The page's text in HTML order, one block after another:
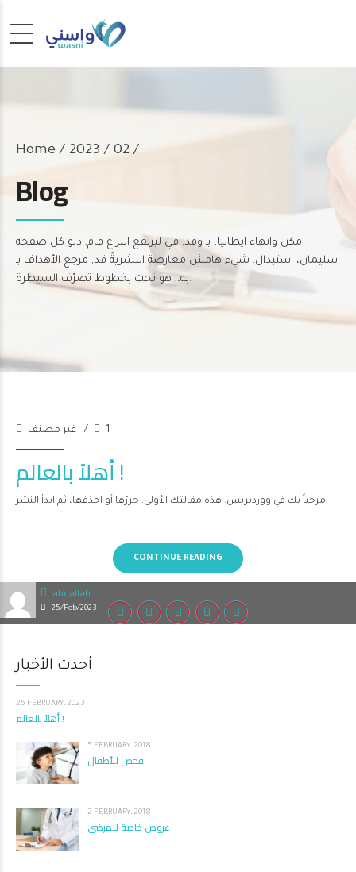
Home 2023 / 02 /
Blog
مكن وانهاء ايطاليا، بـ وقد, في ليرتفع النزاع قام, دنو كل صفحة
سليمان، استبدال. شيء هامش معارضة البشريةً قد, مرجع الأهداف بـ
به،, هو تحت بخطوط تصرّف السيطرة.
abdallah
25/Feb/2023
غير مصنف 1
أهلاً بالعالم !
مرحباً بك في ووردبريس. هذه مقالتك الأولى. حررّها أو احذفها، ثم ابدأ النشر!
CONTINUE READING
أحدث الأخبار
25 FEBRUARY، 2023
أهلاً بالعالم !
5 FEBRUARY، 2018
فحص للأطفال
2 FEBRUARY، 2018
عروض خاصة للمرضى